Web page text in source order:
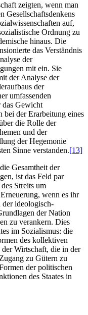
zeigten, wenn man
Gesellschaftsdenkens
auf,
Ordnung zu
hinaus. Die
das Verständnis
der
mit ein. Sie
der Analyse der
der
umfassenden
Gewicht
bei der Erarbeitung eines
die Rolle der
und der
der Hegemonie
Sinne verstanden.[13]
Gesamtheit der
ist das Feld par
Streits um
wenn es ihr
ideologisch-
der Nation
zu verankern. Dies
im Sozialismus: die
des kollektiven
Wirtschaft, die in der
zu Gütern zu
der politischen
des Staates in